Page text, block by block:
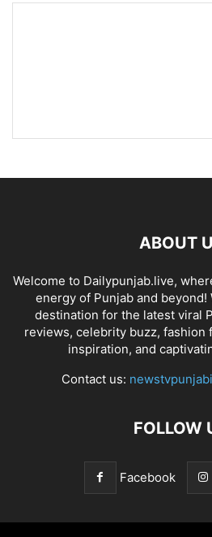
ABOUT
Welcome to Dailypunjab.live,
energy of Punjab and
destination for the latest viral
reviews, celebrity buzz, fashion
inspiration, and
Contact us:
FOLLOW
Facebook